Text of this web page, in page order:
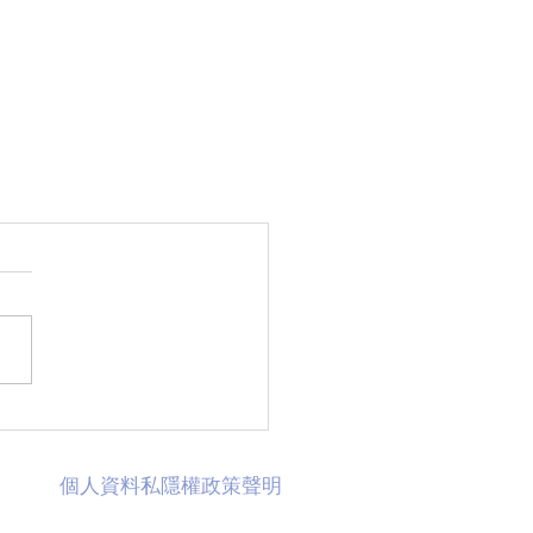
​個人資料私隱權政策聲明